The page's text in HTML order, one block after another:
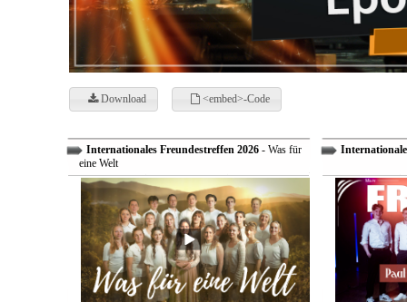
Download <embed>-Code
Internationales Freundestreffen 2026- Was für
eine Welt